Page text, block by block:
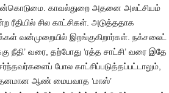
வன்கொடுமை. காவல்துறை அதனை அலட்சியம்
ரீதியில் சில காட்சிகள். அடுத்ததாக
வன்முறையில் இறங்குகிறார்கள். நக்சலைட்
நீதி’ வரை, தற்போது ‘ரத்த சாட்சி’ வரை இதே
போல காட்சிப்படுத்தப்பட்டாலும்,
ஆண் மையவாத ‘மாஸ்’